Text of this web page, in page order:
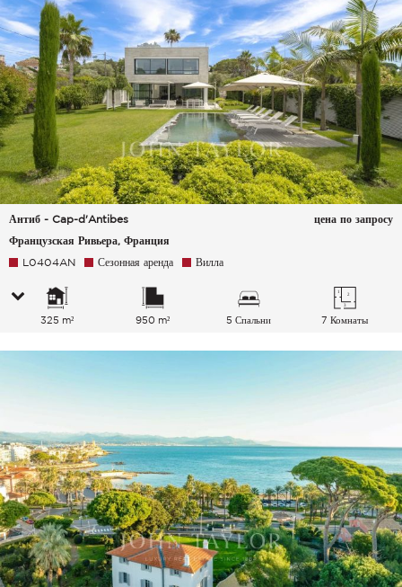
Антиб - Cap-d'Antibes
Французская Ривьера, Франция
цена по запросу
L0404AN Сезонная аренда Вилла
325 m² 950 m² 5 Спальни 7 Комнаты